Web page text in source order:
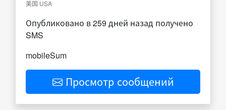
美国 USA
Опубликовано в 259 дней назад получено
SMS
mobileSum
Просмотр сообщений